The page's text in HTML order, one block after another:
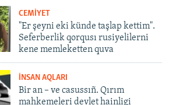
CEMİYET
"Er şeyni eki künde taşlap kettim".
Seferberlik qorqusı rusiyelilerni
kene memleketten quva
İNSAN AQLARI
Bir an – ve casussıñ. Qırım
mahkemeleri devlet hainligi